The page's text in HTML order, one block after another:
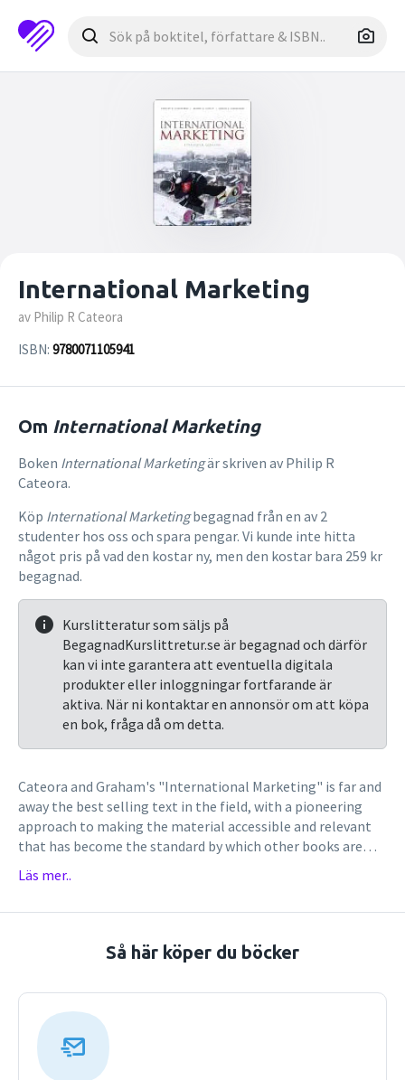
International Marketing
av Philip R Cateora
ISBN: 9780071105941
Om International Marketing
Boken International Marketingär skriven av Philip R
Cateora.
Köp International Marketingbegagnad från en av 2
studenter hos oss och spara pengar. Vi kunde inte hitta
något pris på vad den kostar ny, men den kostar bara 259 kr
begagnad.
Kurslitteratur som säljs på
BegagnadKurslittretur.se är begagnad och därför
kan vi inte garantera att eventuella digitala
produkter eller inloggningar fortfarande är
aktiva. När ni kontaktar en annonsör om att köpa
en bok, fråga då om detta.
Cateora and Graham's "International Marketing" is far and
away the best selling text in the field, with a pioneering
approach to making the material accessible and relevant
that has become the standard by which other books are
judged. Providing a well-rounded perspective of
international markets that encompasses history,
environmental uniqueness of any nation or region. The
15th edition reflects all the important events and
learning tools.
Läs mer..
Så här köper du böcker